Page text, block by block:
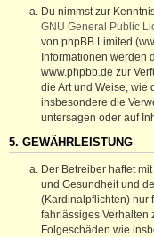
Du nimmst zur
GNU General Public
von phpBB Limited
Informationen werden
www.phpbb.de zur
die Art und Weise, wie
insbesondere die
untersagen oder auf
5. GEWÄHRLEISTUNG
Der Betreiber haftet
und Gesundheit und
(Kardinalpflichten) nur
fahrlässiges Verhalten
Folgeschäden wie